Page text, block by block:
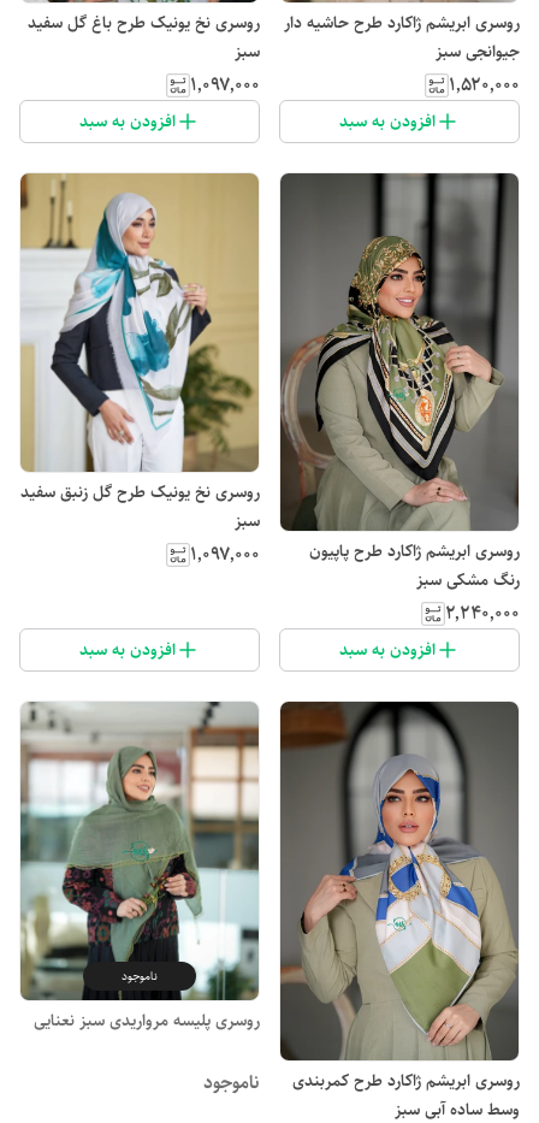
روسری ابریشم ژاکارد طرح حاشیه دار
جیوانجی سبز
۱٬۵۲۰٬۰۰۰
افزودن به سبد
روسری نخ یونیک طرح باغ گل سفید
سبز
۱٬۰۹۷٬۰۰۰
افزودن به سبد
روسری ابریشم ژاکارد طرح پاپیون
رنگ مشکی سبز
۲٬۲۴۰٬۰۰۰
افزودن به سبد
روسری نخ یونیک طرح گل زنبق سفید
سبز
۱٬۰۹۷٬۰۰۰
افزودن به سبد
روسری ابریشم ژاکارد طرح کمربندی
وسط ساده آبی سبز
ناموجود
روسری پلیسه مرواریدی سبز نعنایی
ناموجود